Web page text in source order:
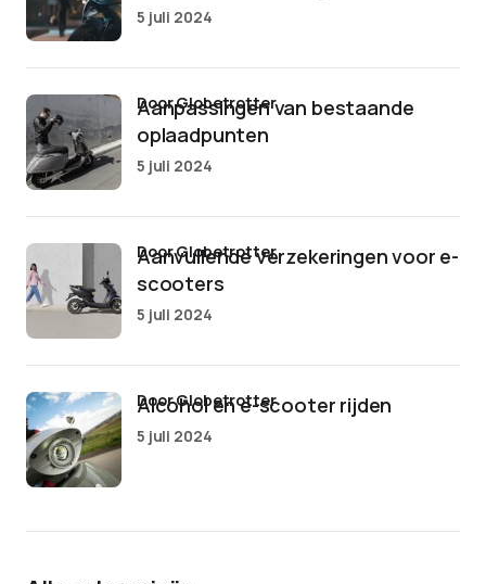
5 juli 2024
Aanpassingen van bestaande
oplaadpunten
door Globetrotter
5 juli 2024
Aanvullende verzekeringen voor e-
scooters
door Globetrotter
5 juli 2024
Alcohol en e-scooter rijden
door Globetrotter
5 juli 2024